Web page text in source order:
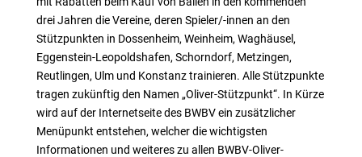
drei Jahren die Vereine, deren Spieler/-innen an den
Stützpunkten in Dossenheim, Weinheim, Waghäusel,
Eggenstein-Leopoldshafen, Schorndorf, Metzingen,
Reutlingen, Ulm und Konstanz trainieren. Alle Stützpunkte
tragen zukünftig den Namen „Oliver-Stützpunkt“. In Kürze
wird auf der Internetseite des BWBV ein zusätzlicher
Menüpunkt entstehen, welcher die wichtigsten
Informationen und weiteres zu allen BWBV-Oliver-